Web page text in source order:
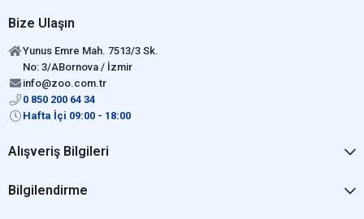
Bize Ulaşın
Yunus Emre Mah. 7513/3 Sk.
No: 3/ABornova / İzmir
info@zoo.com.tr
0 850 200 64 34
Hafta İçi 09:00 - 18:00
Alışveriş Bilgileri
Bilgilendirme